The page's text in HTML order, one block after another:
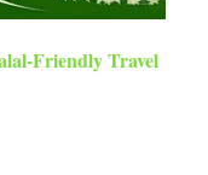
Friendly Travel